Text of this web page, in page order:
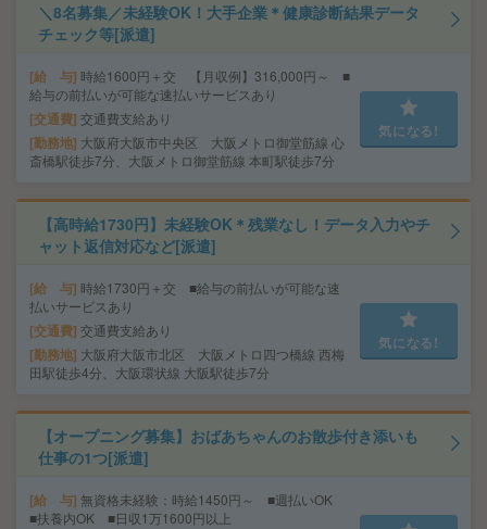
＼8名募集／未経験OK！大手企業＊健康診断結果データ
チェック等[派遣]
給 与 時給1600円＋交 【月収例】316,000円～ ■
給与の前払いが可能な速払いサービスあり
交通費 交通費支給あり
勤務地 大阪府大阪市中央区 大阪メトロ御堂筋線 心
斎橋駅徒歩7分、大阪メトロ御堂筋線 本町駅徒歩7分
気になる!
【高時給1730円】未経験OK＊残業なし！データ入力やチ
ャット返信対応など[派遣]
給 与 時給1730円＋交 ■給与の前払いが可能な速
払いサービスあり
交通費 交通費支給あり
勤務地 大阪府大阪市北区 大阪メトロ四つ橋線 西梅
田駅徒歩4分、大阪環状線 大阪駅徒歩7分
気になる!
【オープニング募集】おばあちゃんのお散歩付き添いも
仕事の1つ[派遣]
給 与 無資格未経験：時給1450円～ ■週払いOK
■扶養内OK ■日収1万1600円以上